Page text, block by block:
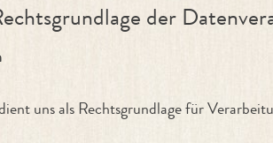
der
uns als Rechtsgrundlage für